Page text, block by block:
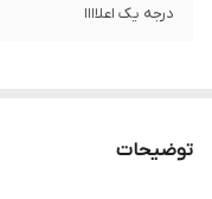
درجه یک اعلاااا
توضیحات